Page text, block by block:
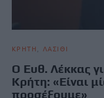
ΚΡΗΤΗ ΛΑΣΙΘΙ
O Ευθ. Λέκκας
Κρήτη: «Είναι
προσέξουμε»